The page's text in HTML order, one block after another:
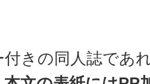
付きの同人誌であ